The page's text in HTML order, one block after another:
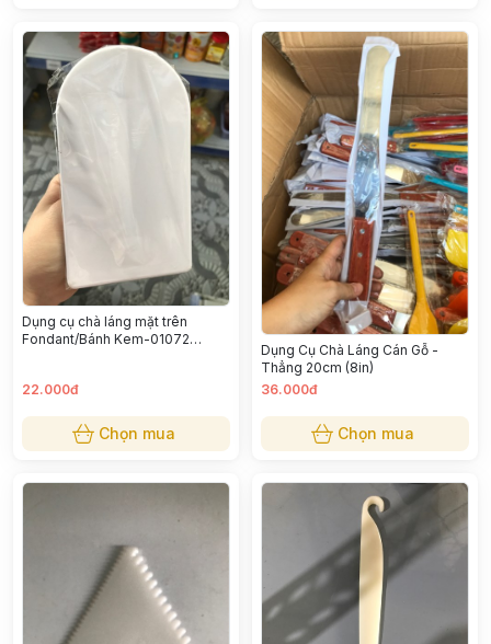
Dụng cụ chà láng mặt trên
Fondant/Bánh Kem-01072
22.000đ
Chọn mua
Dụng Cụ Chà Láng Cán Gỗ -
Thẳng 20cm (8in)
36.000đ
Chọn mua